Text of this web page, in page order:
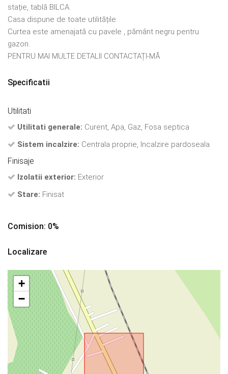
stație, tablă BILCA.
Casa dispune de toate utilitățile.
Curtea este amenajată cu pavele , pământ negru pentru
gazon.
PENTRU MAI MULTE DETALII CONTACTAȚI-MĂ
Specificatii
Utilitati
Utilitati generale: Curent, Apa, Gaz, Fosa septica
Sistem incalzire: Centrala proprie, Incalzire pardoseala
Finisaje
Izolatii exterior: Exterior
Stare: Finisat
Comision: 0%
Localizare
+
−